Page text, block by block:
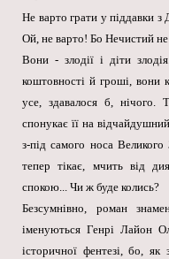
Не варто грати у піддавки з
Ой, не варто! Бо Нечистий не
Вони - злодії і діти
коштовності й гроші, вони
усе, здавалося б, нічого.
спонукає її на
з-під самого носа
тепер тікає, мчить від
спокою... Чи ж буде колись?
Безсумнівно, роман
іменуються Генрі Лайон
історичної фентезі, бо, як